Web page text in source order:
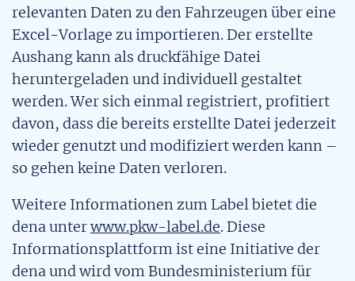
Tool: Pkw-Kostenrechner
Tool: Pkw Energie Check
Alternative Kraftstoffe
Alternative Kraftstoffe
relevanten Daten zu den Fahrzeugen über eine
Excel-Vorlage zu importieren. Der erstellte
Aushang kann als druckfähige Datei
heruntergeladen und individuell gestaltet
werden. Wer sich einmal registriert, profitiert
davon, dass die bereits erstellte Datei jederzeit
wieder genutzt und modifiziert werden kann –
so gehen keine Daten verloren.
Weitere Informationen zum Label bietet die
dena unterwww.pkw-label.de. Diese
Informationsplattform ist eine Initiative der
dena und wird vom Bundesministerium für